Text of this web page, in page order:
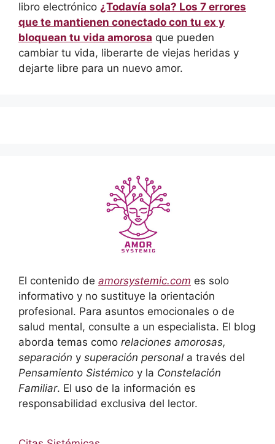
libro electrónico ¿Todavía sola? Los 7 errores
que te mantienen conectado con tu ex y
bloquean tu vida amorosa que pueden
cambiar tu vida, liberarte de viejas heridas y
dejarte libre para un nuevo amor.
El contenido de amorsystemic.com es solo
informativo y no sustituye la orientación
profesional. Para asuntos emocionales o de
salud mental, consulte a un especialista. El blog
aborda temas como relaciones amorosas,
separación y superación personal a través del
Pensamiento Sistémico y la Constelación
Familiar. El uso de la información es
responsabilidad exclusiva del lector.